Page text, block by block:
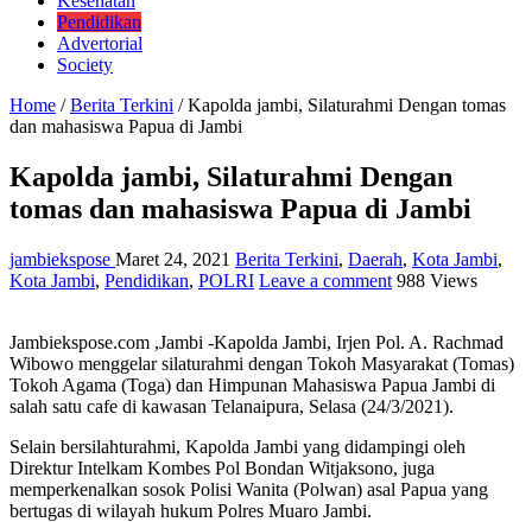
Pendidikan
Advertorial
Society
Home / Berita Terkini / Kapolda jambi, Silaturahmi Dengan tomas
dan mahasiswa Papua di Jambi
Kapolda jambi, Silaturahmi Dengan
tomas dan mahasiswa Papua di Jambi
jambiekspose Maret 24, 2021 Berita Terkini, Daerah, Kota Jambi,
Kota Jambi, Pendidikan, POLRI Leave a comment 988 Views
Jambiekspose.com ,Jambi -Kapolda Jambi, Irjen Pol. A. Rachmad
Wibowo menggelar silaturahmi dengan Tokoh Masyarakat (Tomas)
Tokoh Agama (Toga) dan Himpunan Mahasiswa Papua Jambi di
salah satu cafe di kawasan Telanaipura, Selasa (24/3/2021).
Selain bersilahturahmi, Kapolda Jambi yang didampingi oleh
Direktur Intelkam Kombes Pol Bondan Witjaksono, juga
memperkenalkan sosok Polisi Wanita (Polwan) asal Papua yang
bertugas di wilayah hukum Polres Muaro Jambi.